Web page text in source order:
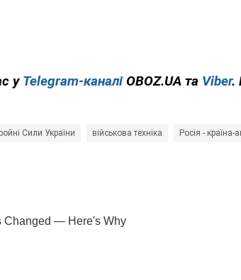
у Telegram-каналі OBOZ.UA та Viber.
Сили України військова техніка Росія - країна-